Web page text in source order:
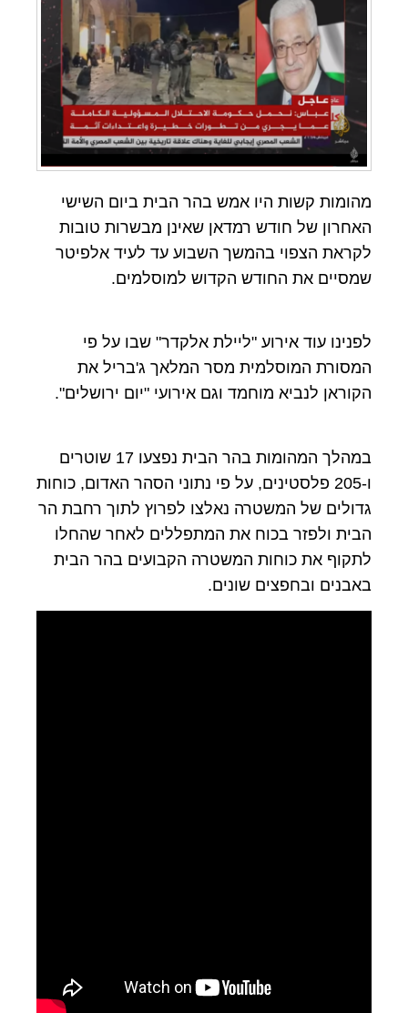
מהומות קשות היו אמש בהר הבית ביום השישי
האחרון של חודש רמדאן שאינן מבשרות טובות
לקראת הצפוי בהמשך השבוע עד לעיד אלפיטר
שמסיים את החודש הקדוש למוסלמים.
לפנינו עוד אירוע "ליילת אלקדר" שבו על פי
המסורת המוסלמית מסר המלאך ג'בריל את
הקוראן לנביא מוחמד וגם אירועי "יום ירושלים".
במהלך המהומות בהר הבית נפצעו 17 שוטרים
ו-205 פלסטינים, על פי נתוני הסהר האדום, כוחות
גדולים של המשטרה נאלצו לפרוץ לתוך רחבת הר
הבית ולפזר בכוח את המתפללים לאחר שהחלו
לתקוף את כוחות המשטרה הקבועים בהר הבית
באבנים ובחפצים שונים.